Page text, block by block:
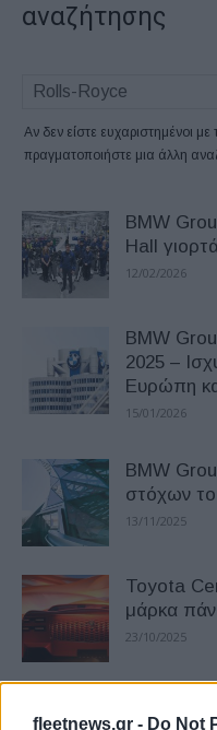
fleetnews.gr - Do Not
αναζήτησης
Αν δεν είστε ευχαριστημένοι
πραγματοποιήστε μια άλλη
BMW
Hall
12/02/2026
BMW
2025 –
Ευρώπη
15/01/2026
BMW
στόχων
13/11/2025
Toyota
μάρκα
23/10/2025